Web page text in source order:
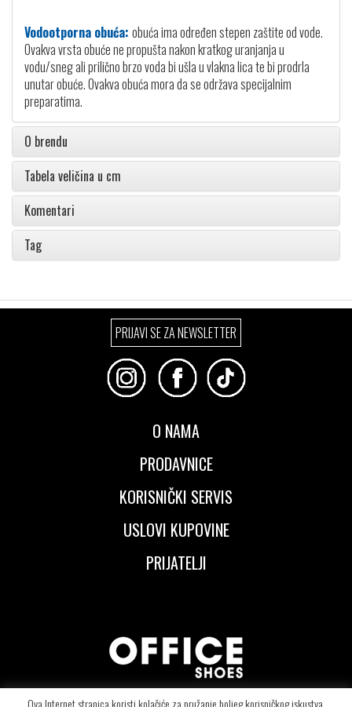
Vodootporna obuća: obuća ima određen stepen zaštite od vode.
Ovakva vrsta obuće ne propušta nakon kratkog uranjanja u
vodu/sneg ali prilično brzo voda bi ušla u vlakna lica te bi prodrla
unutar obuće. Ovakva obuća mora da se održava specijalnim
preparatima.
O brendu
Tabela veličina u cm
Komentari
Tag
PRIJAVI SE ZA NEWSLETTER
O NAMA
PRODAVNICE
KORISNIČKI SERVIS
USLOVI KUPOVINE
PRIJATELJI
Ova Internet stranica koristi kolačiće za pružanje boljeg korisničkog iskustva.